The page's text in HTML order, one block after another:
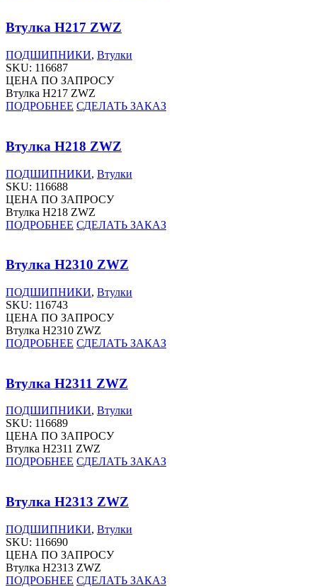
Втулка H217 ZWZ
ПОДШИПНИКИ, Втулки
SKU: 116687
ЦЕНА ПО ЗАПРОСУ
Втулка H217 ZWZ
ПОДРОБНЕЕ СДЕЛАТЬ ЗАКАЗ
Втулка H218 ZWZ
ПОДШИПНИКИ, Втулки
SKU: 116688
ЦЕНА ПО ЗАПРОСУ
Втулка H218 ZWZ
ПОДРОБНЕЕ СДЕЛАТЬ ЗАКАЗ
Втулка H2310 ZWZ
ПОДШИПНИКИ, Втулки
SKU: 116743
ЦЕНА ПО ЗАПРОСУ
Втулка H2310 ZWZ
ПОДРОБНЕЕ СДЕЛАТЬ ЗАКАЗ
Втулка H2311 ZWZ
ПОДШИПНИКИ, Втулки
SKU: 116689
ЦЕНА ПО ЗАПРОСУ
Втулка H2311 ZWZ
ПОДРОБНЕЕ СДЕЛАТЬ ЗАКАЗ
Втулка H2313 ZWZ
ПОДШИПНИКИ, Втулки
SKU: 116690
ЦЕНА ПО ЗАПРОСУ
Втулка H2313 ZWZ
ПОДРОБНЕЕ СДЕЛАТЬ ЗАКАЗ